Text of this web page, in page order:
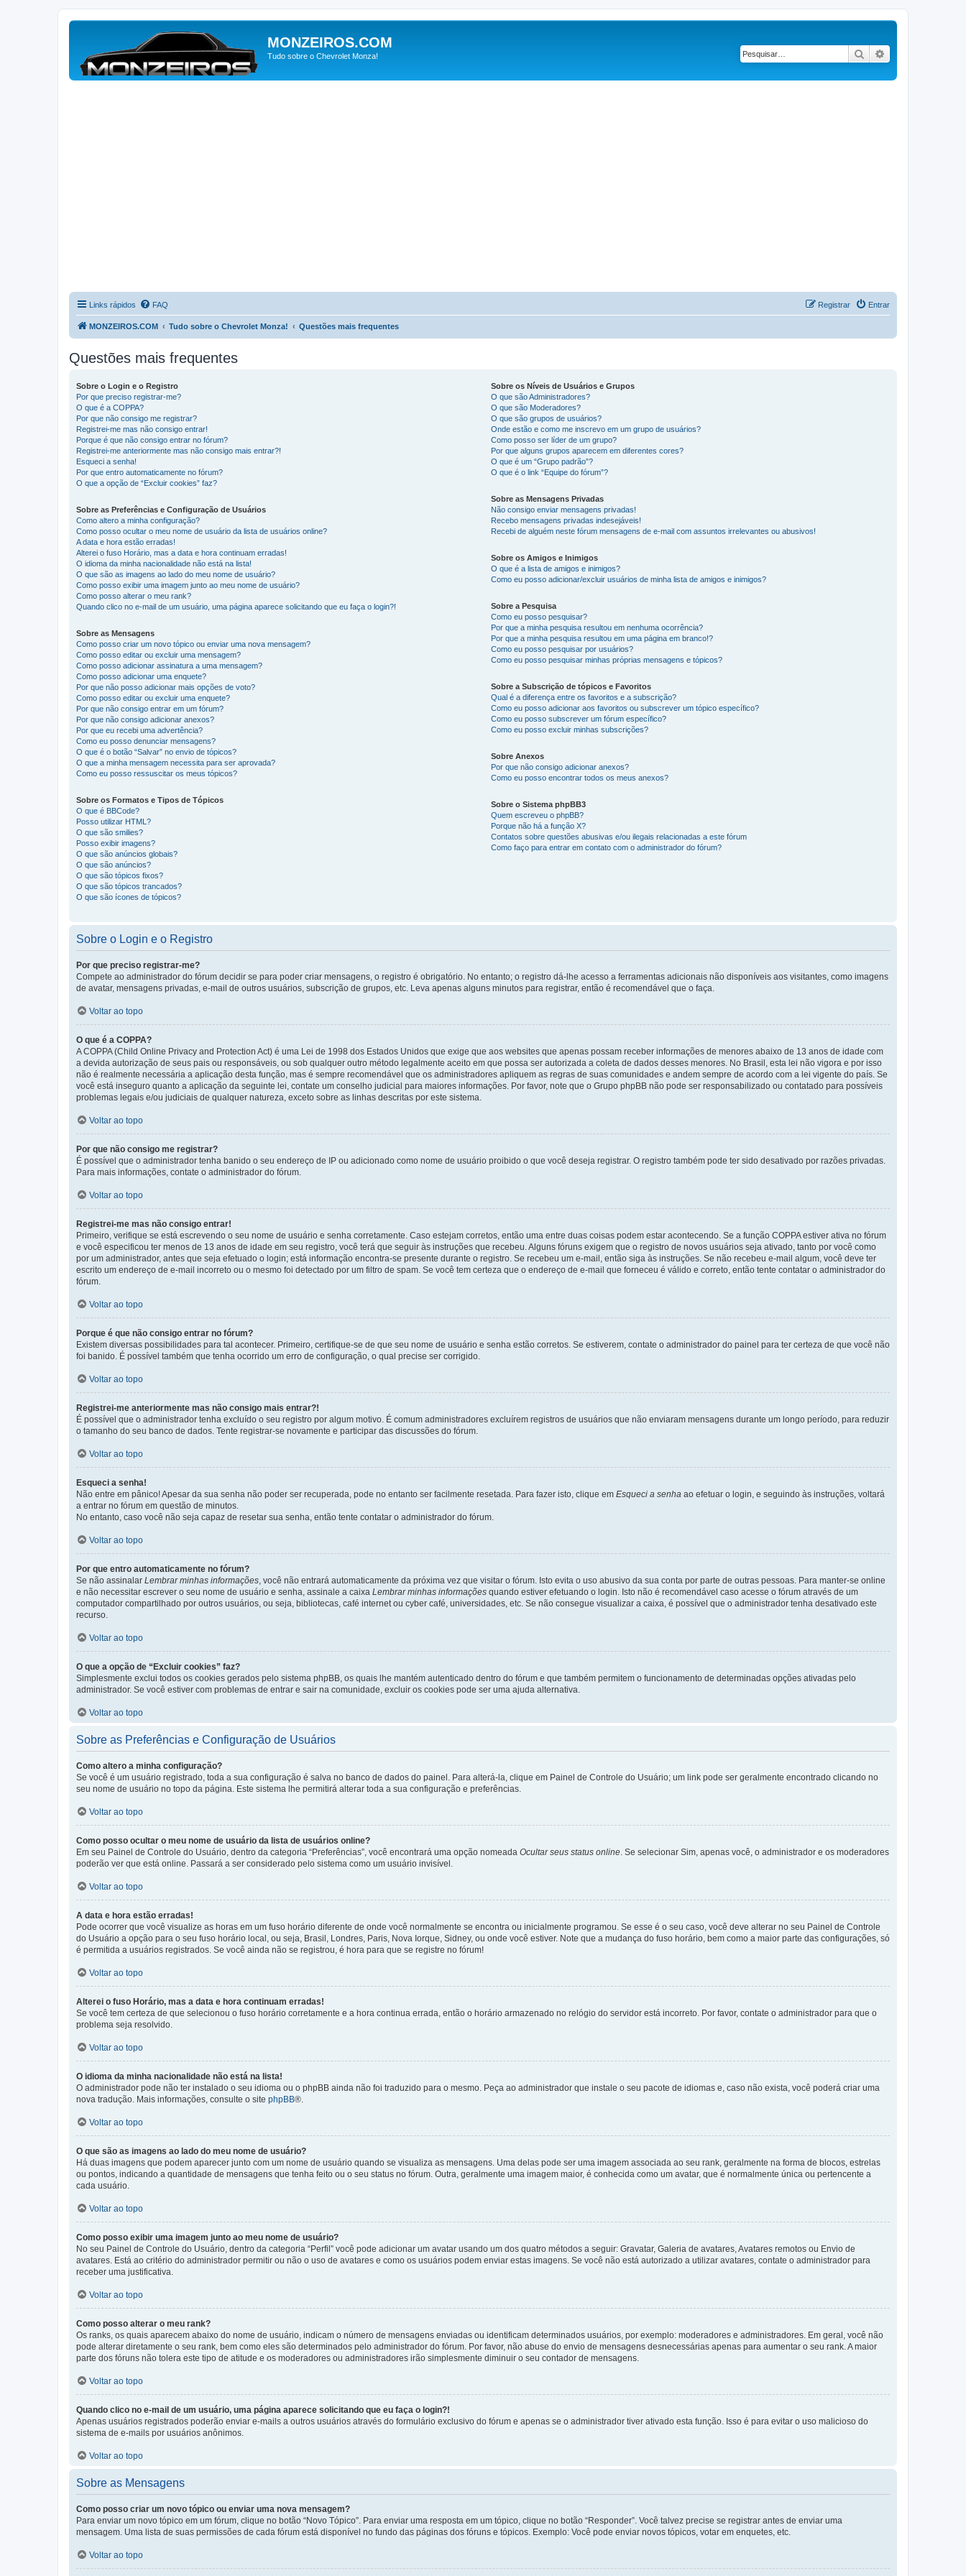
MONZEIROS.COM
Tudo sobre o Chevrolet Monza! Pesquisar
Links rápidos FAQ Entrar
Registrar
MONZEIROS.COM Tudo sobre o Chevrolet Monza! Questões mais frequentes
Questões mais frequentes
Sobre o Login e o Registro
Por que preciso registrar-me?
O que é a COPPA?
Por que não consigo me registrar?
Registrei-me mas não consigo entrar!
Porque é que não consigo entrar no fórum?
Registrei-me anteriormente mas não consigo mais entrar?!
Esqueci a senha!
Por que entro automaticamente no fórum?
O que a opção de “Excluir cookies” faz?
Sobre as Preferências e Configuração de Usuários
Como altero a minha configuração?
Como posso ocultar o meu nome de usuário da lista de usuários online?
A data e hora estão erradas!
Alterei o fuso Horário, mas a data e hora continuam erradas!
O idioma da minha nacionalidade não está na lista!
O que são as imagens ao lado do meu nome de usuário?
Como posso exibir uma imagem junto ao meu nome de usuário?
Como posso alterar o meu rank?
Quando clico no e-mail de um usuário, uma página aparece solicitando que eu faça o login?!
Sobre as Mensagens
Como posso criar um novo tópico ou enviar uma nova mensagem?
Como posso editar ou excluir uma mensagem?
Como posso adicionar assinatura a uma mensagem?
Como posso adicionar uma enquete?
Por que não posso adicionar mais opções de voto?
Como posso editar ou excluir uma enquete?
Por que não consigo entrar em um fórum?
Por que não consigo adicionar anexos?
Por que eu recebi uma advertência?
Como eu posso denunciar mensagens?
O que é o botão “Salvar” no envio de tópicos?
O que a minha mensagem necessita para ser aprovada?
Como eu posso ressuscitar os meus tópicos?
Sobre os Formatos e Tipos de Tópicos
O que é BBCode?
Posso utilizar HTML?
O que são smilies?
Posso exibir imagens?
O que são anúncios globais?
O que são anúncios?
O que são tópicos fixos?
O que são tópicos trancados?
O que são ícones de tópicos?
Sobre os Níveis de Usuários e Grupos
O que são Administradores?
O que são Moderadores?
O que são grupos de usuários?
Onde estão e como me inscrevo em um grupo de usuários?
Como posso ser líder de um grupo?
Por que alguns grupos aparecem em diferentes cores?
O que é um “Grupo padrão”?
O que é o link “Equipe do fórum”?
Sobre as Mensagens Privadas
Não consigo enviar mensagens privadas!
Recebo mensagens privadas indesejáveis!
Recebi de alguém neste fórum mensagens de e-mail com assuntos irrelevantes ou abusivos!
Sobre os Amigos e Inimigos
O que é a lista de amigos e inimigos?
Como eu posso adicionar/excluir usuários de minha lista de amigos e inimigos?
Sobre a Pesquisa
Como eu posso pesquisar?
Por que a minha pesquisa resultou em nenhuma ocorrência?
Por que a minha pesquisa resultou em uma página em branco!?
Como eu posso pesquisar por usuários?
Como eu posso pesquisar minhas próprias mensagens e tópicos?
Sobre a Subscrição de tópicos e Favoritos
Qual é a diferença entre os favoritos e a subscrição?
Como eu posso adicionar aos favoritos ou subscrever um tópico específico?
Como eu posso subscrever um fórum específico?
Como eu posso excluir minhas subscrições?
Sobre Anexos
Por que não consigo adicionar anexos?
Como eu posso encontrar todos os meus anexos?
Sobre o Sistema phpBB3
Quem escreveu o phpBB?
Porque não há a função X?
Contatos sobre questões abusivas e/ou ilegais relacionadas a este fórum
Como faço para entrar em contato com o administrador do fórum?
Sobre o Login e o Registro
Por que preciso registrar-me?
Compete ao administrador do fórum decidir se para poder criar mensagens, o registro é obrigatório. No entanto; o registro dá-lhe acesso a ferramentas adicionais não disponíveis aos visitantes, como imagens
de avatar, mensagens privadas, e-mail de outros usuários, subscrição de grupos, etc. Leva apenas alguns minutos para registrar, então é recomendável que o faça.
Voltar ao topo
O que é a COPPA?
A COPPA (Child Online Privacy and Protection Act) é uma Lei de 1998 dos Estados Unidos que exige que aos websites que apenas possam receber informações de menores abaixo de 13 anos de idade com
a devida autorização de seus pais ou responsáveis, ou sob qualquer outro método legalmente aceito em que possa ser autorizada a coleta de dados desses menores. No Brasil, esta lei não vigora e por isso
não é realmente necessária a aplicação desta função, mas é sempre recomendável que os administradores apliquem as regras de suas comunidades e andem sempre de acordo com a lei vigente do país. Se
você está inseguro quanto a aplicação da seguinte lei, contate um conselho judicial para maiores informações. Por favor, note que o Grupo phpBB não pode ser responsabilizado ou contatado para possíveis
problemas legais e/ou judiciais de qualquer natureza, exceto sobre as linhas descritas por este sistema.
Voltar ao topo
Por que não consigo me registrar?
É possível que o administrador tenha banido o seu endereço de IP ou adicionado como nome de usuário proibido o que você deseja registrar. O registro também pode ter sido desativado por razões privadas.
Para mais informações, contate o administrador do fórum.
Voltar ao topo
Registrei-me mas não consigo entrar!
Primeiro, verifique se está escrevendo o seu nome de usuário e senha corretamente. Caso estejam corretos, então uma entre duas coisas podem estar acontecendo. Se a função COPPA estiver ativa no fórum
e você especificou ter menos de 13 anos de idade em seu registro, você terá que seguir às instruções que recebeu. Alguns fóruns exigem que o registro de novos usuários seja ativado, tanto por você como
por um administrador, antes que seja efetuado o login; está informação encontra-se presente durante o registro. Se recebeu um e-mail, então siga às instruções. Se não recebeu e-mail algum, você deve ter
escrito um endereço de e-mail incorreto ou o mesmo foi detectado por um filtro de spam. Se você tem certeza que o endereço de e-mail que forneceu é válido e correto, então tente contatar o administrador do
fórum.
Voltar ao topo
Porque é que não consigo entrar no fórum?
Existem diversas possibilidades para tal acontecer. Primeiro, certifique-se de que seu nome de usuário e senha estão corretos. Se estiverem, contate o administrador do painel para ter certeza de que você não
foi banido. É possível também que tenha ocorrido um erro de configuração, o qual precise ser corrigido.
Voltar ao topo
Registrei-me anteriormente mas não consigo mais entrar?!
É possível que o administrador tenha excluído o seu registro por algum motivo. É comum administradores excluírem registros de usuários que não enviaram mensagens durante um longo período, para reduzir
o tamanho do seu banco de dados. Tente registrar-se novamente e participar das discussões do fórum.
Voltar ao topo
Esqueci a senha!
Não entre em pânico! Apesar da sua senha não poder ser recuperada, pode no entanto ser facilmente resetada. Para fazer isto, clique em Esqueci a senha ao efetuar o login, e seguindo às instruções, voltará
a entrar no fórum em questão de minutos.
No entanto, caso você não seja capaz de resetar sua senha, então tente contatar o administrador do fórum.
Voltar ao topo
Por que entro automaticamente no fórum?
Se não assinalar Lembrar minhas informações, você não entrará automaticamente da próxima vez que visitar o fórum. Isto evita o uso abusivo da sua conta por parte de outras pessoas. Para manter-se online
e não necessitar escrever o seu nome de usuário e senha, assinale a caixa Lembrar minhas informações quando estiver efetuando o login. Isto não é recomendável caso acesse o fórum através de um
computador compartilhado por outros usuários, ou seja, bibliotecas, café internet ou cyber café, universidades, etc. Se não consegue visualizar a caixa, é possível que o administrador tenha desativado este
recurso.
Voltar ao topo
O que a opção de “Excluir cookies” faz?
Simplesmente exclui todos os cookies gerados pelo sistema phpBB, os quais lhe mantém autenticado dentro do fórum e que também permitem o funcionamento de determinadas opções ativadas pelo
administrador. Se você estiver com problemas de entrar e sair na comunidade, excluir os cookies pode ser uma ajuda alternativa.
Voltar ao topo
Sobre as Preferências e Configuração de Usuários
Como altero a minha configuração?
Se você é um usuário registrado, toda a sua configuração é salva no banco de dados do painel. Para alterá-la, clique em Painel de Controle do Usuário; um link pode ser geralmente encontrado clicando no
seu nome de usuário no topo da página. Este sistema lhe permitirá alterar toda a sua configuração e preferências.
Voltar ao topo
Como posso ocultar o meu nome de usuário da lista de usuários online?
Em seu Painel de Controle do Usuário, dentro da categoria “Preferências”, você encontrará uma opção nomeada Ocultar seus status online. Se selecionar Sim, apenas você, o administrador e os moderadores
poderão ver que está online. Passará a ser considerado pelo sistema como um usuário invisível.
Voltar ao topo
A data e hora estão erradas!
Pode ocorrer que você visualize as horas em um fuso horário diferente de onde você normalmente se encontra ou inicialmente programou. Se esse é o seu caso, você deve alterar no seu Painel de Controle
do Usuário a opção para o seu fuso horário local, ou seja, Brasil, Londres, Paris, Nova Iorque, Sidney, ou onde você estiver. Note que a mudança do fuso horário, bem como a maior parte das configurações, só
é permitida a usuários registrados. Se você ainda não se registrou, é hora para que se registre no fórum!
Voltar ao topo
Alterei o fuso Horário, mas a data e hora continuam erradas!
Se você tem certeza de que selecionou o fuso horário corretamente e a hora continua errada, então o horário armazenado no relógio do servidor está incorreto. Por favor, contate o administrador para que o
problema seja resolvido.
Voltar ao topo
O idioma da minha nacionalidade não está na lista!
O administrador pode não ter instalado o seu idioma ou o phpBB ainda não foi traduzido para o mesmo. Peça ao administrador que instale o seu pacote de idiomas e, caso não exista, você poderá criar uma
nova tradução. Mais informações, consulte o site phpBB®.
Voltar ao topo
O que são as imagens ao lado do meu nome de usuário?
Há duas imagens que podem aparecer junto com um nome de usuário quando se visualiza as mensagens. Uma delas pode ser uma imagem associada ao seu rank, geralmente na forma de blocos, estrelas
ou pontos, indicando a quantidade de mensagens que tenha feito ou o seu status no fórum. Outra, geralmente uma imagem maior, é conhecida como um avatar, que é normalmente única ou pertencente a
cada usuário.
Voltar ao topo
Como posso exibir uma imagem junto ao meu nome de usuário?
No seu Painel de Controle do Usuário, dentro da categoria “Perfil” você pode adicionar um avatar usando um dos quatro métodos a seguir: Gravatar, Galeria de avatares, Avatares remotos ou Envio de
avatares. Está ao critério do administrador permitir ou não o uso de avatares e como os usuários podem enviar estas imagens. Se você não está autorizado a utilizar avatares, contate o administrador para
receber uma justificativa.
Voltar ao topo
Como posso alterar o meu rank?
Os ranks, os quais aparecem abaixo do nome de usuário, indicam o número de mensagens enviadas ou identificam determinados usuários, por exemplo: moderadores e administradores. Em geral, você não
pode alterar diretamente o seu rank, bem como eles são determinados pelo administrador do fórum. Por favor, não abuse do envio de mensagens desnecessárias apenas para aumentar o seu rank. A maior
parte dos fóruns não tolera este tipo de atitude e os moderadores ou administradores irão simplesmente diminuir o seu contador de mensagens.
Voltar ao topo
Quando clico no e-mail de um usuário, uma página aparece solicitando que eu faça o login?!
Apenas usuários registrados poderão enviar e-mails a outros usuários através do formulário exclusivo do fórum e apenas se o administrador tiver ativado esta função. Isso é para evitar o uso malicioso do
sistema de e-mails por usuários anônimos.
Voltar ao topo
Sobre as Mensagens
Como posso criar um novo tópico ou enviar uma nova mensagem?
Para enviar um novo tópico em um fórum, clique no botão “Novo Tópico”. Para enviar uma resposta em um tópico, clique no botão “Responder”. Você talvez precise se registrar antes de enviar uma
mensagem. Uma lista de suas permissões de cada fórum está disponível no fundo das páginas dos fóruns e tópicos. Exemplo: Você pode enviar novos tópicos, votar em enquetes, etc.
Voltar ao topo